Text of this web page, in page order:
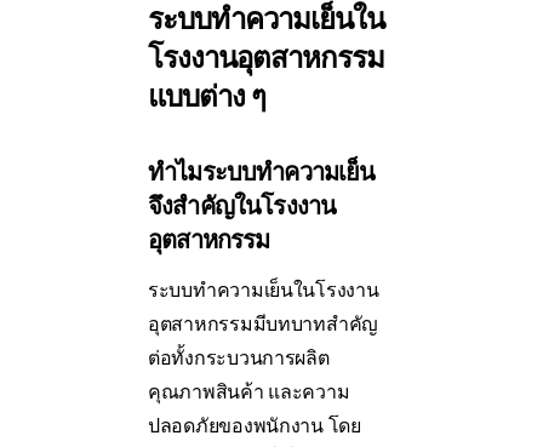
ระบบทำความเย็นใน
โรงงานอุตสาหกรรม
แบบต่าง ๆ
ทำไมระบบทำความเย็น
จึงสำคัญในโรงงาน
อุตสาหกรรม
ระบบทำความเย็นในโรงงาน
อุตสาหกรรมมีบทบาทสำคัญ
ต่อทั้งกระบวนการผลิต
คุณภาพสินค้า และความ
ปลอดภัยของพนักงาน โดย